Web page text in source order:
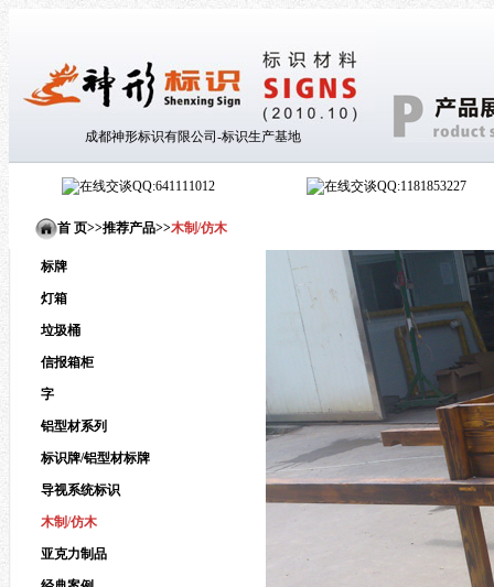
成都神形标识有限公司-标识生产基地
QQ:641111012 QQ:1181853227
首 页>>推荐产品>>木制/仿木
标牌
灯箱
垃圾桶
信报箱柜
字
铝型材系列
标识牌/铝型材标牌
导视系统标识
木制/仿木
亚克力制品